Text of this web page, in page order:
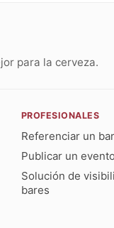
para la cerveza.
PROFESIONALES
Referenciar un bar
Publicar un
Solución de
bares